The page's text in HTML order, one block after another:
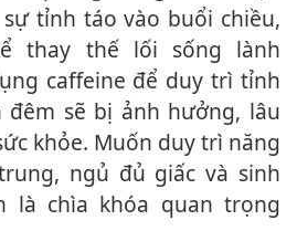
tỉnh táo vào buổi chiều,
thay thế lối sống lành
caffeine để duy trì tỉnh
đêm sẽ bị ảnh hưởng, lâu
khỏe. Muốn duy trì năng
ngủ đủ giấc và sinh
là chìa khóa quan trọng